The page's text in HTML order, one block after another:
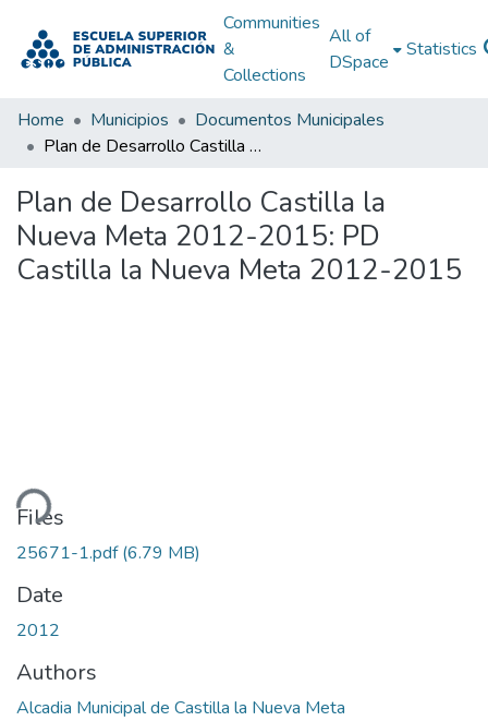
Communities
&
Collections
All of
DSpace
Statistics
Home Municipios
Documentos Municipales
Plan de Desarrollo Castilla la Nueva Meta 2012-2015: PD Castilla la Nueva Meta 2012-2015
Plan de Desarrollo Castilla la
Nueva Meta 2012-2015: PD
Castilla la Nueva Meta 2012-2015
Files
25671-1.pdf(6.79 MB)
Date
2012
Authors
Alcadia Municipal de Castilla la Nueva Meta